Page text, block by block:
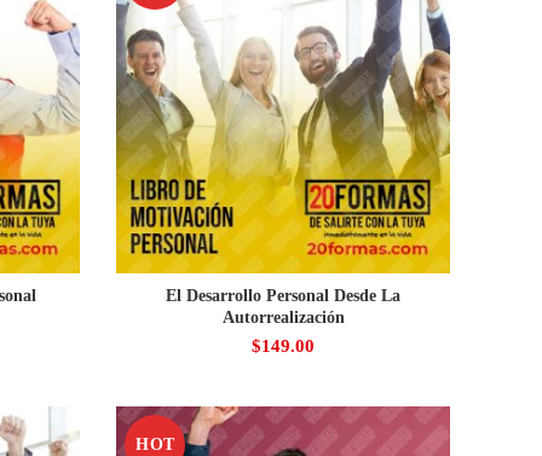
El Desarrollo Personal Desde La
Autorrealización
$149.00
HOT